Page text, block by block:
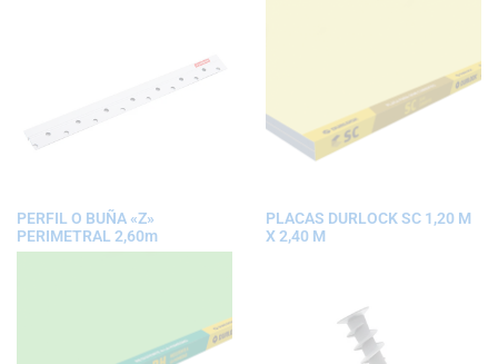
PERFIL O BUÑA «Z»
PERIMETRAL 2,60m
PLACAS DURLOCK SC 1,20 M
X 2,40 M